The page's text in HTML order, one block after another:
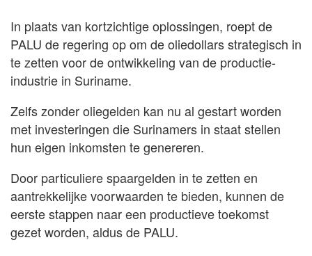
In plaats van kortzichtige oplossingen, roept de
PALU de regering op om de oliedollars strategisch in
te zetten voor de ontwikkeling van de productie-
industrie in Suriname.
Zelfs zonder oliegelden kan nu al gestart worden
met investeringen die Surinamers in staat stellen
hun eigen inkomsten te genereren.
Door particuliere spaargelden in te zetten en
aantrekkelijke voorwaarden te bieden, kunnen de
eerste stappen naar een productieve toekomst
gezet worden, aldus de PALU.